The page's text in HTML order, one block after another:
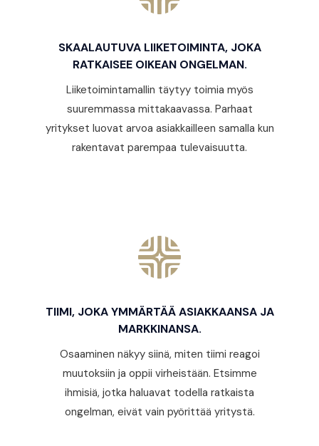
SKAALAUTUVA LIIKETOIMINTA, JOKA
RATKAISEE OIKEAN ONGELMAN.
Liiketoimintamallin täytyy toimia myös
suuremmassa mittakaavassa. Parhaat
yritykset luovat arvoa asiakkailleen samalla kun
rakentavat parempaa tulevaisuutta.
TIIMI, JOKA YMMÄRTÄÄ ASIAKKAANSA JA
MARKKINANSA.
Osaaminen näkyy siinä, miten tiimi reagoi
muutoksiin ja oppii virheistään. Etsimme
ihmisiä, jotka haluavat todella ratkaista
ongelman, eivät vain pyörittää yritystä.